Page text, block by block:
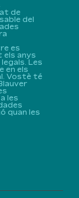
de
del
es
els anys
Les
en els
Vostè té
les
quan les